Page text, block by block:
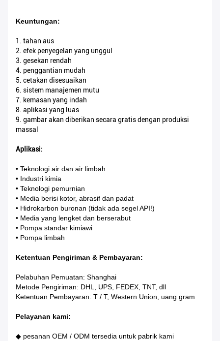
Keuntungan:
1. tahan aus
2. efek penyegelan yang unggul
3. gesekan rendah
4. penggantian mudah
5. cetakan disesuaikan
6. sistem manajemen mutu
7. kemasan yang indah
8. aplikasi yang luas
9. gambar akan diberikan secara gratis dengan produksi
massal
Aplikasi:
• Teknologi air dan air limbah
• Industri kimia
• Teknologi pemurnian
• Media berisi kotor, abrasif dan padat
• Hidrokarbon buronan (tidak ada segel API!)
• Media yang lengket dan berserabut
• Pompa standar kimiawi
• Pompa limbah
Ketentuan Pengiriman & Pembayaran:
Pelabuhan Pemuatan: Shanghai
Metode Pengiriman: DHL, UPS, FEDEX, TNT, dll
Ketentuan Pembayaran: T / T, Western Union, uang gram
Pelayanan kami:
◆ pesanan OEM / ODM tersedia untuk pabrik kami